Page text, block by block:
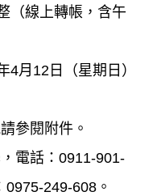
（線上轉帳，含午
4月12日（星期日）
參閱附件。
電話：0911-901-
249-608。